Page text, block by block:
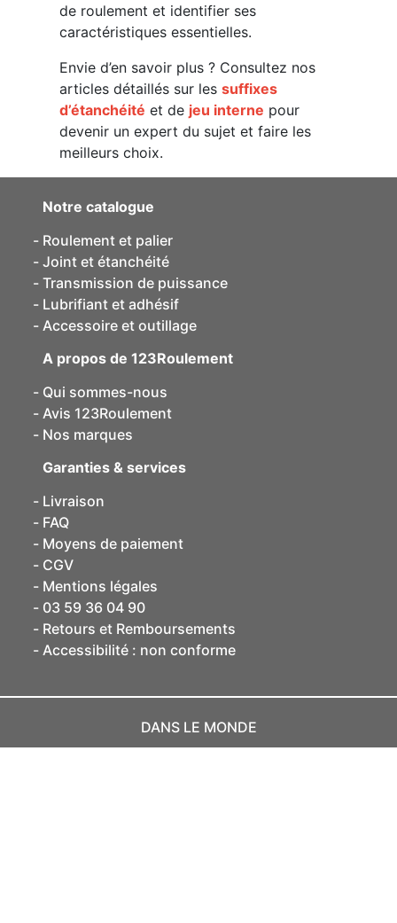
de roulement et identifier ses
caractéristiques essentielles.
Envie d’en savoir plus ? Consultez nos
articles détaillés sur les suffixes
d’étanchéité et de jeu interne pour
devenir un expert du sujet et faire les
meilleurs choix.
Notre catalogue
Roulement et palier
Joint et étanchéité
Transmission de puissance
Lubrifiant et adhésif
Accessoire et outillage
A propos de 123Roulement
Qui sommes-nous
Avis 123Roulement
Nos marques
Garanties & services
Livraison
FAQ
Moyens de paiement
CGV
Mentions légales
03 59 36 04 90
Retours et Remboursements
Accessibilité : non conforme
DANS LE MONDE